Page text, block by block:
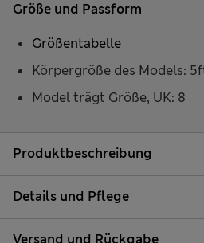
Produktbeschreibung
Details und Pflege
Versand und Rückgabe
Größe und Passform
Körpergröße des Models:
Model trägt Größe, UK: 8
Größentabelle